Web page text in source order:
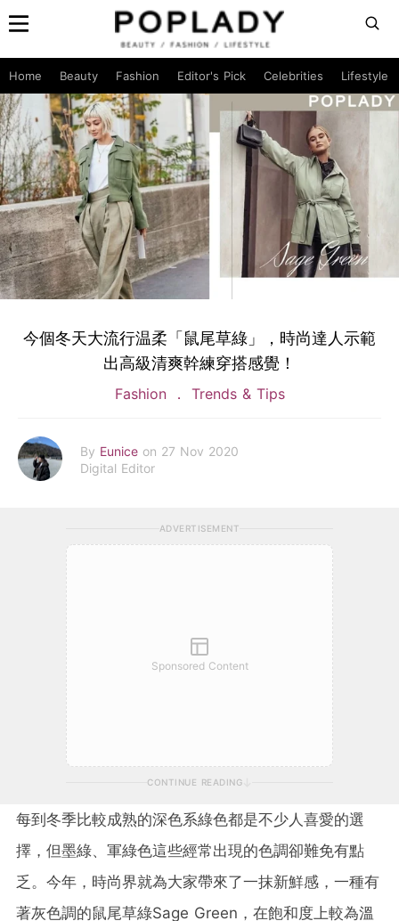
Home Beauty Fashion Editor's Pick Celebrities Lifestyle
今個冬天大流行温柔「鼠尾草綠」，時尚達人示範
出高級清爽幹練穿搭感覺！
Fashion Trends & Tips
By Eunice on 27 Nov 2020
Digital Editor
ADVERTISEMENT
Sponsored Content
CONTINUE READING
每到冬季比較成熟的深色系綠色都是不少人喜愛的選
擇，但墨綠、軍綠色這些經常出現的色調卻難免有點
乏。今年，時尚界就為大家帶來了一抹新鮮感，一種有
著灰色調的鼠尾草綠Sage Green，在飽和度上較為溫